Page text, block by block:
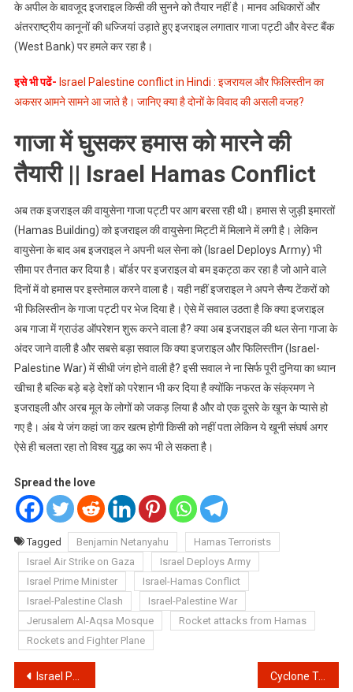
के अपील के बावजूद इजराइल किसी की सुनने को तैयार नहीं है। मानव अधिकारों और
अंतरराष्ट्रीय कानूनों की धज्जियां उड़ाते हुए इजराइल लगातार गाजा पट्टी और वेस्ट बैंक
(West Bank) पर हमले कर रहा है।
इसे भी पढें- Israel Palestine conflict in Hindi : इजरायल और फिलिस्तीन का
अकसर आमने सामने आ जाते है। जानिए क्या है दोनों के विवाद की असली वजह?
गाजा में घुसकर हमास को मारने की
तैयारी || Israel Hamas Conflict
अब तक इजराइल की वायुसेना गाजा पट्टी पर आग बरसा रही थी। हमास से जुड़ी इमारतों
(Hamas Building) को इजराइल की वायुसेना मिट्टी में मिलाने में लगी है। लेकिन
वायुसेना के बाद अब इजराइल ने अपनी थल सेना को (Israel Deploys Army) भी
सीमा पर तैनात कर दिया है। बॉर्डर पर इजराइल वो बम इकट्ठा कर रहा है जो आने वाले
दिनों में वो हमास पर इस्तेमाल करने वाला है। यही नहीं इजराइल ने अपने सैन्य टेंकरों को
भी फिलिस्तीन के गाजा पट्टी पर भेज दिया है। ऐसे में सवाल उठता है कि क्या इजराइल
अब गाजा में ग्राउंड ऑपरेशन शुरू करने वाला है? क्या अब इजराइल की थल सेना गाजा के
अंदर जाने वाली है और सबसे बड़ा सवाल कि क्या इजराइल और फिलिस्तीन (Israel-
Palestine War) में सीधी जंग होने वाली है? इसी सवाल ने ना सिर्फ पूरी दुनिया का ध्यान
खीचा है बल्कि बड़े बड़े देशों को परेशान भी कर दिया है क्योंकि नफरत के संक्रमण ने
इजराइली और अरब मूल के लोगों को जकड़ लिया है और वो एक दूसरे के खून के प्यासे हो
गए है। अंब ये जंग कहां जा कर खत्म होगी किसी को नहीं पता लेकिन ये खूनी संघर्ष अगर
ऐसे ही चलता रहा तो विश्व युद्ध का रूप भी ले सकता है।
Spread the love
Tagged Benjamin Netanyahu
Hamas Terrorists
Israel Air Strike on Gaza
Israel Deploys Army
Israel Prime Minister
Israel-Hamas Conflict
Israel-Palestine Clash
Israel-Palestine War
Jerusalem Al-Aqsa Mosque
Rocket attacks from Hamas
Rockets and Fighter Plane
Post
Israel Palestine conflict in Hindi : इजरायल और फिलिस्तीन का अकसर आमने सामने आ जाते है। जानिए क्या है दोनों के विवाद की असली वजह? Cyclone Tauktae Live Update: जानिए चक्रवात ताउते की अब तक की पूरी जानकारी